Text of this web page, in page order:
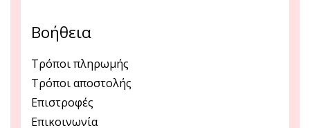
Βοήθεια
Τρόποι πληρωμής
Τρόποι αποστολής
Επιστροφές
Επικοινωνία